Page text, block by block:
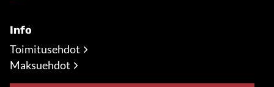
Info
Toimitusehdot
Maksuehdot